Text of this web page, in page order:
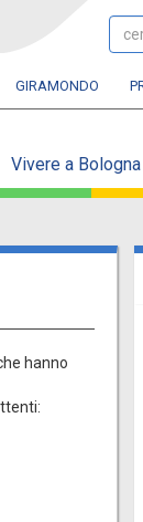
cerca
GIRAMONDO
Vivere a Bologna
hanno